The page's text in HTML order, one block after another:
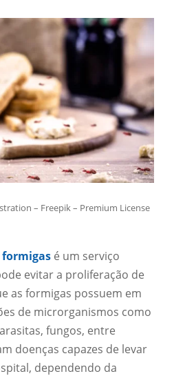
– Freepik – Premium License
formigasé um serviço
evitar a proliferação de
as formigas possuem em
de microrganismos como
fungos, entre
doenças capazes de levar
dependendo da